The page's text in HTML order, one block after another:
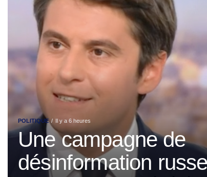
POLITIQUE Il y a 6 heures
Une campagne de
désinformation russe